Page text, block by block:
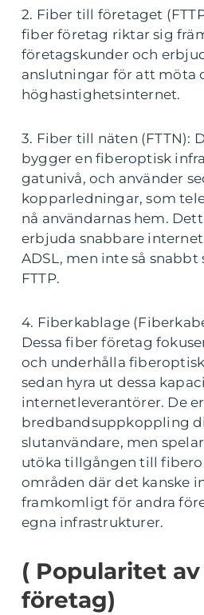
2. Fiber till företaget
fiber företag riktar sig
företagskunder och
anslutningar för att möta
höghastighetsinternet.
3. Fiber till näten (FTTN):
bygger en fiberoptisk
gatunivå, och använder
kopparledningar, som
nå användarnas hem.
erbjuda snabbare
ADSL, men inte så snabbt
FTTP.
4. Fiberkablage
Dessa fiber företag
och underhålla
sedan hyra ut dessa
internetleverantörer. De
bredbandsuppkoppling
slutanvändare, men
utöka tillgången till
områden där det kanske
framkomligt för andra
egna infrastrukturer.
( Popularitet
företag)